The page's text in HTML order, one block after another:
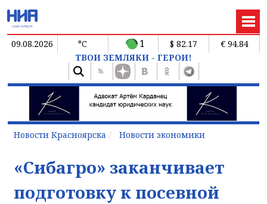
09.08.2026 °C 1 $ 82.17
€ 94.84
ТВОИ ЗЕМЛЯКИ - ГЕРОИ!
Новости Красноярска Новости экономики
«Сибагро» заканчивает
подготовку к посевной